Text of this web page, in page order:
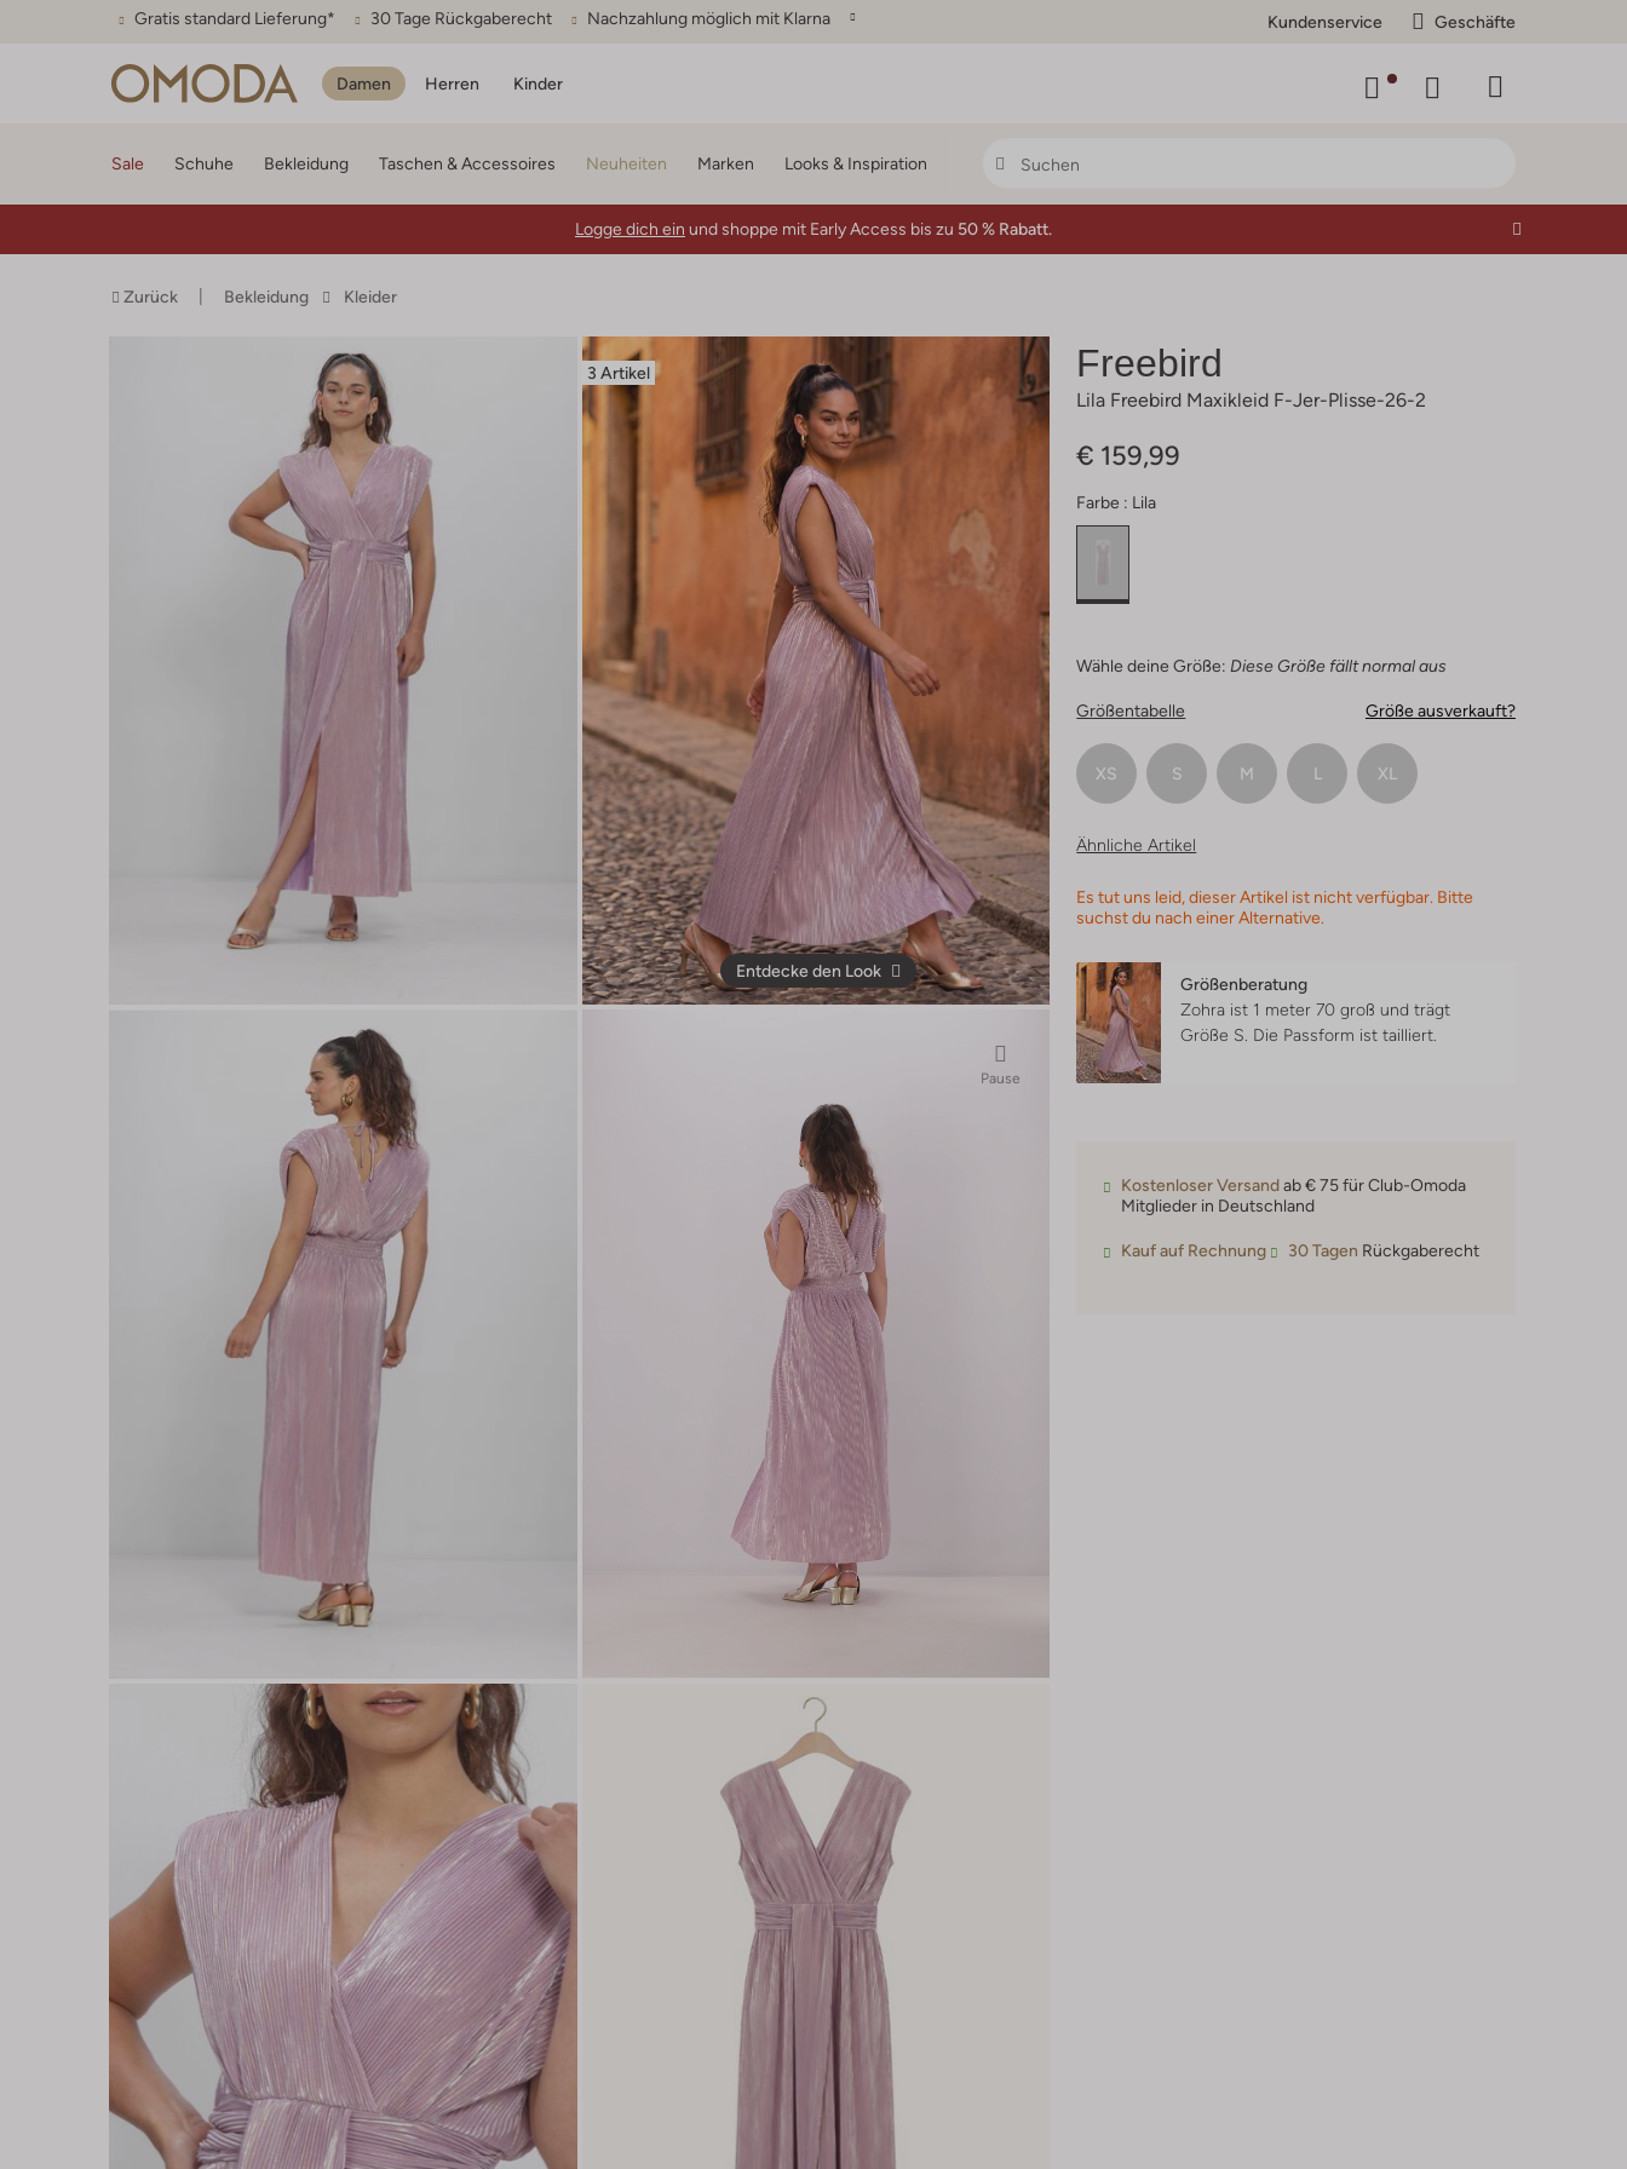
Gratis standard Lieferung* 30 Tage Rückgaberecht Nachzahlung möglich mit Klarna Kundenservice Geschäfte
Damen Herren Kinder
Sale Schuhe Bekleidung Taschen & Accessoires Neuheiten Marken Looks & Inspiration
Logge dich ein und shoppe mit Early Access bis zu 50 % Rabatt.
Zurück Bekleidung Kleider
3 Artikel
Entdecke den Look
Pause
Freebird
Lila Freebird Maxikleid F-Jer-Plisse-26-2
€ 159,99
Farbe : Lila
Wähle deine Größe: Diese Größe fällt normal aus
Größentabelle Größe ausverkauft?
XS S M L XL
Ähnliche Artikel
Es tut uns leid, dieser Artikel ist nicht verfügbar. Bitte
suchst du nach einer Alternative.
Größenberatung
Zohra ist 1 meter 70 groß und trägt
Größe S. Die Passform isttailliert
Kostenloser Versandab € 75 für Club-Omoda
Mitglieder in Deutschland
Kauf auf Rechnung 30 Tagen Rückgaberecht